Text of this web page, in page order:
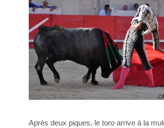
Après deux piques, le toro arrive à la